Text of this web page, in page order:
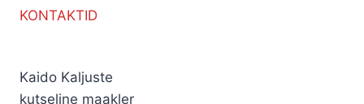
KONTAKTID
Kaido Kaljuste
kutseline maakler